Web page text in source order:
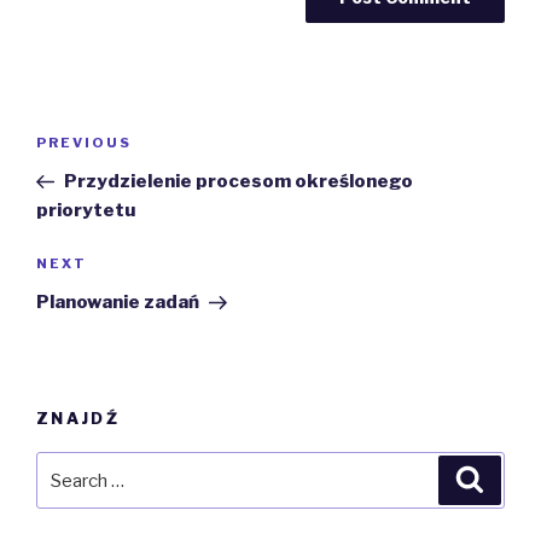
Previous
Post
PREVIOUS
Przydzielenie procesom określonego
priorytetu
Next
Post
NEXT
Planowanie zadań
ZNAJDŹ